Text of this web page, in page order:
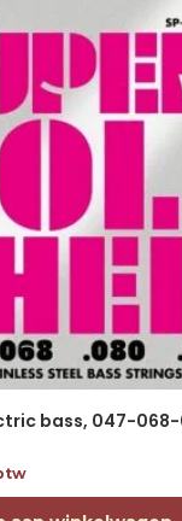
bass, 047-